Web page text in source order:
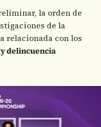
la orden de
de la
relacionada con los
delincuencia